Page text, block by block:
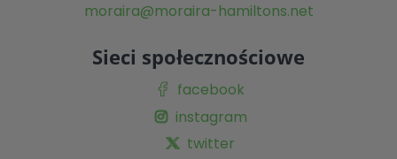
moraira@moraira-hamiltons.net
Sieci społecznościowe
facebook
instagram
twitter